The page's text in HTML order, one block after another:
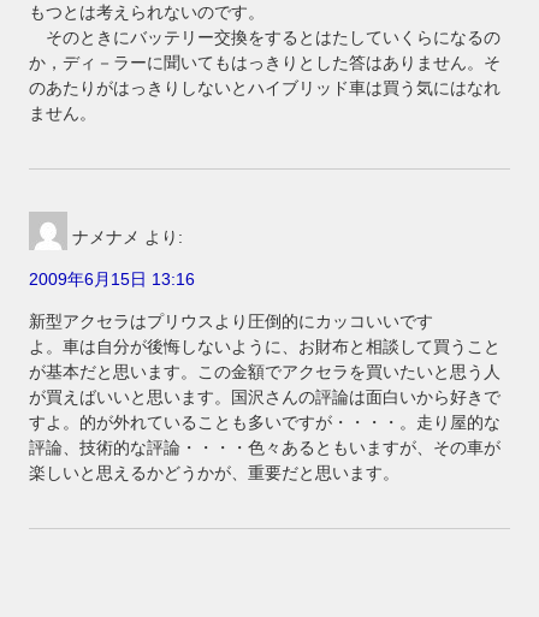
もつとは考えられないのです。
そのときにバッテリー交換をするとはたしていくらになるの
か，ディ－ラーに聞いてもはっきりとした答はありません。そ
のあたりがはっきりしないとハイブリッド車は買う気にはなれ
ません。
ナメナメ より:
2009年6月15日 13:16
新型アクセラはプリウスより圧倒的にカッコいいです
よ。車は自分が後悔しないように、お財布と相談して買うこと
が基本だと思います。この金額でアクセラを買いたいと思う人
が買えばいいと思います。国沢さんの評論は面白いから好きで
すよ。的が外れていることも多いですが・・・・。走り屋的な
評論、技術的な評論・・・・色々あるともいますが、その車が
楽しいと思えるかどうかが、重要だと思います。